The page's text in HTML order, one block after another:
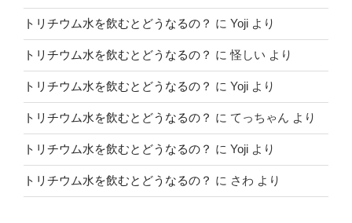
トリチウム水を飲むとどうなるの？ に Yoji より
トリチウム水を飲むとどうなるの？ に怪しい より
トリチウム水を飲むとどうなるの？ に Yoji より
トリチウム水を飲むとどうなるの？ に てっちゃん より
トリチウム水を飲むとどうなるの？ に Yoji より
トリチウム水を飲むとどうなるの？ に さわ より